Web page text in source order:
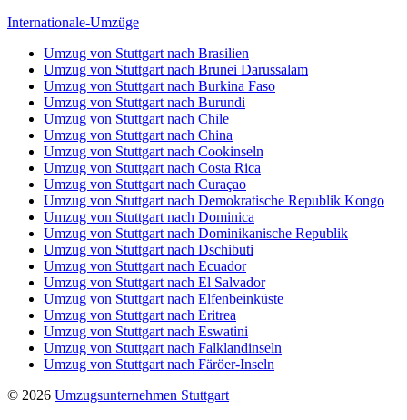
Internationale-Umzüge
Umzug von Stuttgart nach Brasilien
Umzug von Stuttgart nach Brunei Darussalam
Umzug von Stuttgart nach Burkina Faso
Umzug von Stuttgart nach Burundi
Umzug von Stuttgart nach Chile
Umzug von Stuttgart nach China
Umzug von Stuttgart nach Cookinseln
Umzug von Stuttgart nach Costa Rica
Umzug von Stuttgart nach Curaçao
Umzug von Stuttgart nach Demokratische Republik Kongo
Umzug von Stuttgart nach Dominica
Umzug von Stuttgart nach Dominikanische Republik
Umzug von Stuttgart nach Dschibuti
Umzug von Stuttgart nach Ecuador
Umzug von Stuttgart nach El Salvador
Umzug von Stuttgart nach Elfenbeinküste
Umzug von Stuttgart nach Eritrea
Umzug von Stuttgart nach Eswatini
Umzug von Stuttgart nach Falklandinseln
Umzug von Stuttgart nach Färöer-Inseln
© 2026 Umzugsunternehmen Stuttgart